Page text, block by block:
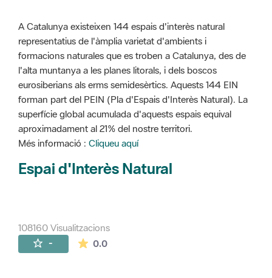
A Catalunya existeixen 144 espais d'interès natural
representatius de l'àmplia varietat d'ambients i
formacions naturales que es troben a Catalunya, des de
l'alta muntanya a les planes litorals, i dels boscos
eurosiberians als erms semidesèrtics. Aquests 144 EIN
forman part del PEIN (Pla d'Espais d'Interès Natural). La
superfície global acumulada d'aquests espais equival
aproximadament al 21% del nostre territori.
Més informació : Cliqueu aquí
Espai d'Interès Natural
108160 Visualitzacions
- 0.0La mitjana de les valoracions és de 0